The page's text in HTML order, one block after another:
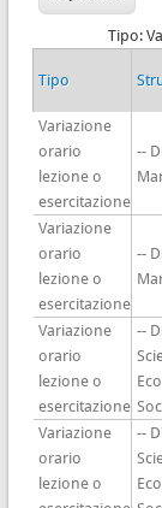
Tipo:
Tipo
Variazione
orario
lezione o
esercitazione
--
Variazione
orario
lezione o
esercitazione
--
Variazione
orario
lezione o
esercitazione
--
Variazione
orario
lezione o
--